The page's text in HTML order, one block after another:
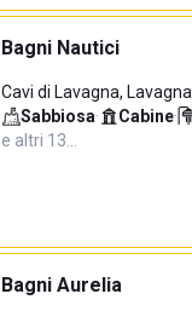
Bagni Nautici
Cavi di Lavagna, Lavagna
Sabbiosa· Cabine·
e altri 13…
Bagni Aurelia